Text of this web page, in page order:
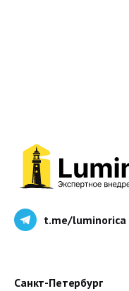
t.me/luminorica
Санкт-Петербург